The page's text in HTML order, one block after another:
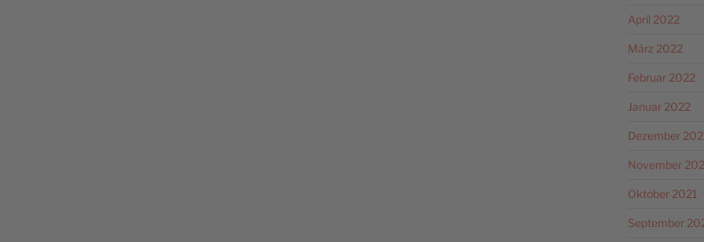
April 2022
März 2022
Februar 2022
Januar 2022
Dezember
November
Oktober 2021
September